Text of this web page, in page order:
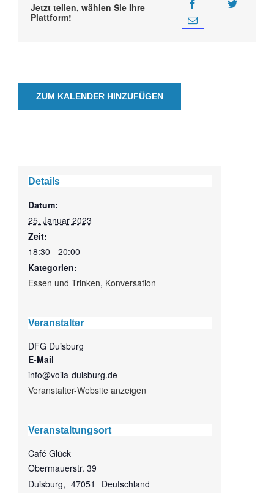
Jetzt teilen, wählen Sie Ihre
Plattform!
ZUM KALENDER HINZUFÜGEN
Details
Datum:
25. Januar 2023
Zeit:
18:30 - 20:00
Kategorien:
Essen und Trinken, Konversation
Veranstalter
DFG Duisburg
E-Mail
info@voila-duisburg.de
Veranstalter-Website anzeigen
Veranstaltungsort
Café Glück
Obermauerstr. 39
Duisburg, 47051
Deutschland